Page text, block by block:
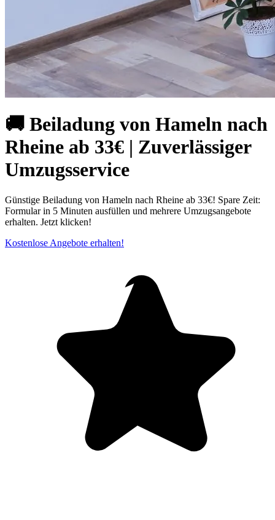
🚚 Beiladung von Hameln nach
Rheine ab 33€ | Zuverlässiger
Umzugsservice
Günstige Beiladung von Hameln nach Rheine ab 33€! Spare Zeit:
Formular in 5 Minuten ausfüllen und mehrere Umzugsangebote
erhalten. Jetzt klicken!
Kostenlose Angebote erhalten!